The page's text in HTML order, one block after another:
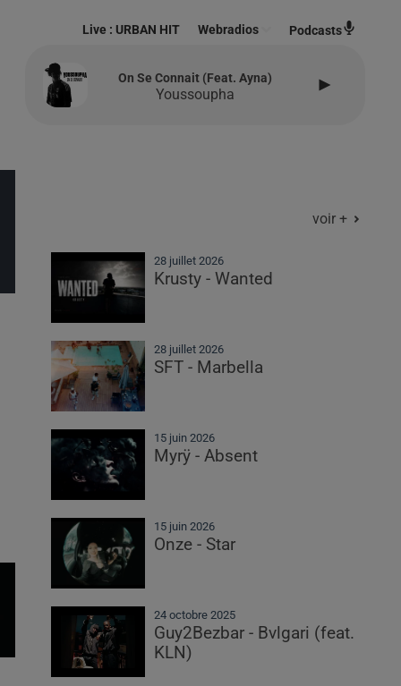
Live : URBAN HIT Webradios Podcasts
On Se Connait (feat. Ayna)
Youssoupha
voir +
28 juillet 2026
Krusty - Wanted
28 juillet 2026
SFT - Marbella
15 juin 2026
Myrÿ - Absent
15 juin 2026
Onze - Star
24 octobre 2025
Guy2Bezbar - Bvlgari (feat.
KLN)